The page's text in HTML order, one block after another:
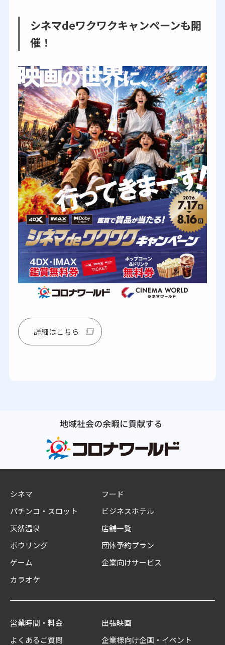
シネマdeワクワクキャンペーンも開
催！
詳細はこちら
シネマ
パチンコ・スロット
天然温泉
ボウリング
ゲーム
カラオケ
フード
ビジネスホテル
店舗一覧
団体予約プラン
企業向けサービス
営業時間・料金
よくあるご質問
出張映画
企業様向け企画・イベント